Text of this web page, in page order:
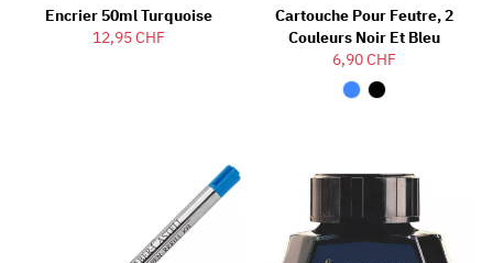
Encrier 50ml Turquoise
12,95 CHF
Cartouche Pour Feutre, 2
Couleurs Noir Et Bleu
6,90 CHF